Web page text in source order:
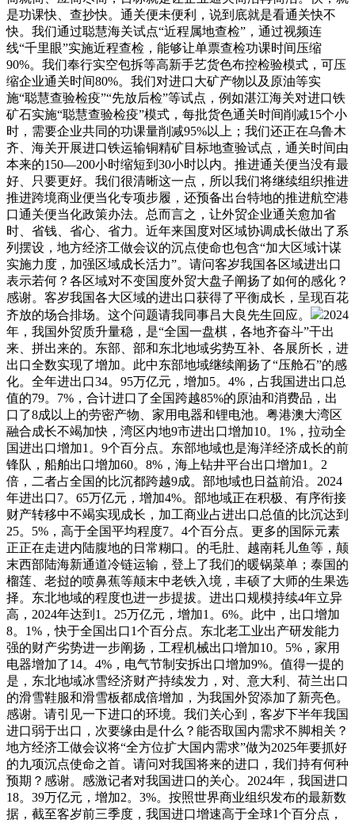
是功课快、查抄快。通关便未便利，说到底就是看通关快不
快。我们通过聪慧海关试点“近程属地查检”，通过视频连
线“千里眼”实施近程查检，能够让单票查检功课时间压缩
90%。我们奉行实空包拆等高新手艺货色布控检验模式，可压
缩企业通关时间80%。我们对进口大矿产物以及原油等实
施“聪慧查验检疫”“先放后检”等试点，例如湛江海关对进口铁
矿石实施“聪慧查验检疫”模式，每批货色通关时间削减15个小
时，需要企业共同的功课量削减95%以上；我们还正在乌鲁木
齐、海关开展进口铁运输铜精矿目标地查验试点，通关时间由
本来的150—200小时缩短到30小时以内。推进通关便当没有最
好、只要更好。我们很清晰这一点，所以我们将继续组织推进
推进跨境商业便当化专项步履，还预备出台特地的推进航空港
口通关便当化政策办法。总而言之，让外贸企业通关愈加省
时、省钱、省心、省力。近年来国度对区域协调成长做出了系
列摆设，地方经济工做会议的沉点使命也包含“加大区域计谋
实施力度，加强区域成长活力”。请问客岁我国各区域进出口
表示若何？各区域对不变国度外贸大盘子阐扬了如何的感化？
感谢。客岁我国各大区域的进出口获得了平衡成长，呈现百花
齐放的场合排场。这个问题请我同事吕大良先生回应。
2024
年，我国外贸质升量稳，是“全国一盘棋，各地齐奋斗”干出
来、拼出来的。东部、部和东北地域劣势互补、各展所长，进
出口全数实现了增加。此中东部地域继续阐扬了“压舱石”的感
化。全年进出口34。95万亿元，增加5。4%，占我国进出口总
值的79。7%，合计进口了全国跨越85%的原油和消费品，出
口了8成以上的劳密产物、家用电器和锂电池。粤港澳大湾区
融合成长不竭加快，湾区内地9市进出口增加10。1%，拉动全
国进出口增加1。9个百分点。东部地域也是海洋经济成长的前
锋队，船舶出口增加60。8%，海上钻井平台出口增加1。2
倍，二者占全国的比沉都跨越9成。部地域也日益前沿。2024
年进出口7。65万亿元，增加4%。部地域正在积极、有序衔接
财产转移中不竭实现成长，加工商业占进出口总值的比沉达到
25。5%，高于全国平均程度7。4个百分点。更多的国际元素
正正在走进内陆腹地的日常糊口。的毛肚、越南耗儿鱼等，颠
末西部陆海新通道冷链运输，登上了我们的暖锅菜单；泰国的
榴莲、老挝的喷鼻蕉等颠末中老铁入境，丰硕了大师的生果选
择。东北地域的程度也进一步提拔。进出口规模持续4年立异
高，2024年达到1。25万亿元，增加1。6%。此中，出口增加
8。1%，快于全国出口1个百分点。东北老工业出产研发能力
强的财产劣势进一步阐扬，工程机械出口增加10。5%，家用
电器增加了14。4%，电气节制安拆出口增加9%。值得一提的
是，东北地域冰雪经济财产持续发力，对、意大利、荷兰出口
的滑雪鞋服和滑雪板都成倍增加，为我国外贸添加了新亮色。
感谢。请引见一下进口的环境。我们关心到，客岁下半年我国
进口弱于出口，次要缘由是什么？能否取国内需求不脚相关？
地方经济工做会议将“全方位扩大国内需求”做为2025年要抓好
的九项沉点使命之首。请问对我国将来的进口，我们持有何种
预期？感谢。感激记者对我国进口的关心。2024年，我国进口
18。39万亿元，增加2。3%。按照世界商业组织发布的最新数
据，截至客岁前三季度，我国进口增速高于全球1个百分点，